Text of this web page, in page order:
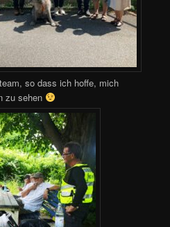
so dass ich hoffe, mich
zu sehen